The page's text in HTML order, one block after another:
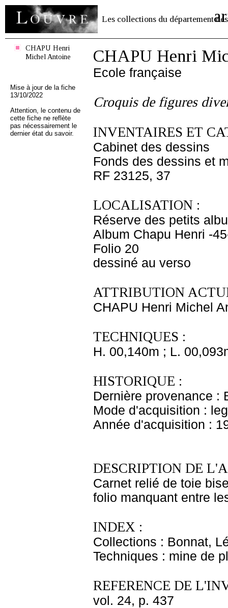
Les collections du département des
CHAPU Henri
Michel Antoine
Mise à jour de la fiche
13/10/2022
Attention, le contenu de
cette fiche ne reflète
pas nécessairement le
dernier état du savoir.
CHAPU Henri
Ecole française
Croquis de figures
INVENTAIRES ET
Cabinet des dessins
Fonds des dessins et
RF 23125, 37
LOCALISATION :
Réserve des petits
Album Chapu Henri -
Folio 20
dessiné au verso
ATTRIBUTION
CHAPU Henri Michel
TECHNIQUES :
H. 00,140m ; L.
HISTORIQUE :
Dernière provenance :
Mode d'acquisition :
Année d'acquisition :
DESCRIPTION DE
Carnet relié de toie
folio manquant entre
INDEX :
Collections : Bonnat,
Techniques : mine de
REFERENCE DE
vol. 24, p. 437